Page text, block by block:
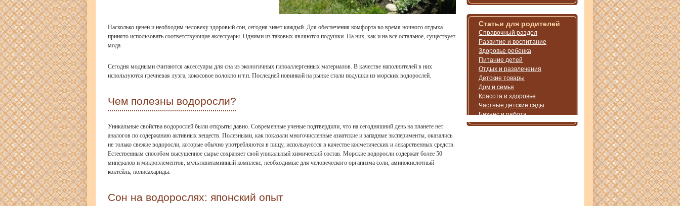
Насколько ценен и необходим человеку здоровый сон, сегодня знает каждый. Для обеспечения комфорта во время ночного отдыха
принято использовать соответствующие аксессуары. Одними из таковых являются подушки. На них, как и на все остальное, существует
мода.
Сегодня модными считаются аксессуары для сна из экологичных гипоаллергенных материалов. В качестве наполнителей в них
используются гречневая лузга, кокосовое волокно и т.п. Последней новинкой на рынке стали подушки из морских водорослей.
Чем полезны водоросли?
Уникальные свойства водорослей были открыты давно. Современные ученые подтвердили, что на сегодняшний день на планете нет
аналогов по содержанию активных веществ. Полезными, как показали многочисленные азиатские и западные эксперименты, оказались
не только свежие водоросли, которые обычно употребляются в пищу, используются в качестве косметических и лекарственных средств.
Естественным способом высушенное сырье сохраняет свой уникальный химический состав. Морские водоросли содержат более 50
минералов и микроэлементов, мультивитаминный комплекс, необходимые для человеческого организма соли, аминокислотный
коктейль, полисахариды.
Сон на водорослях: японский опыт
Статьи для родителей
Справочный раздел
Развитие и воспитание
Здоровье ребенка
Питание детей
Отдых и развлечения
Детские товары
Дом и семья
Красота и здоровье
Частные детские сады
Бизнес и работа